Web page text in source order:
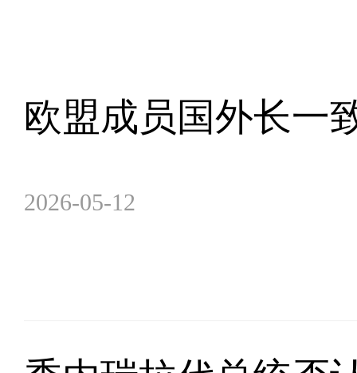
欧盟成员国外长一
2026-05-12